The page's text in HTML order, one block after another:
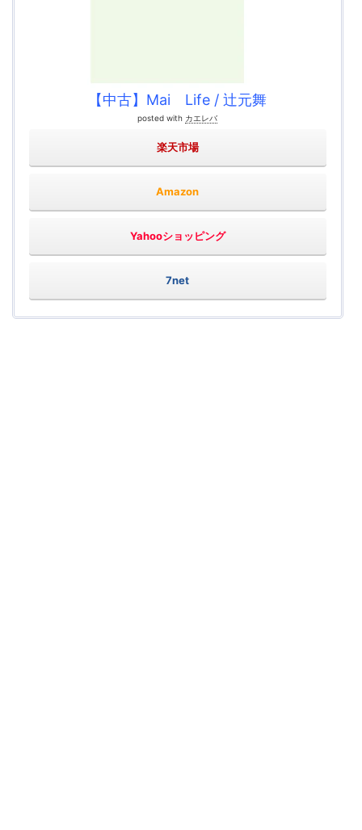
【中古】Mai Life / 辻元舞
posted with カエレバ
楽天市場
Amazon
Yahooショッピング
7net